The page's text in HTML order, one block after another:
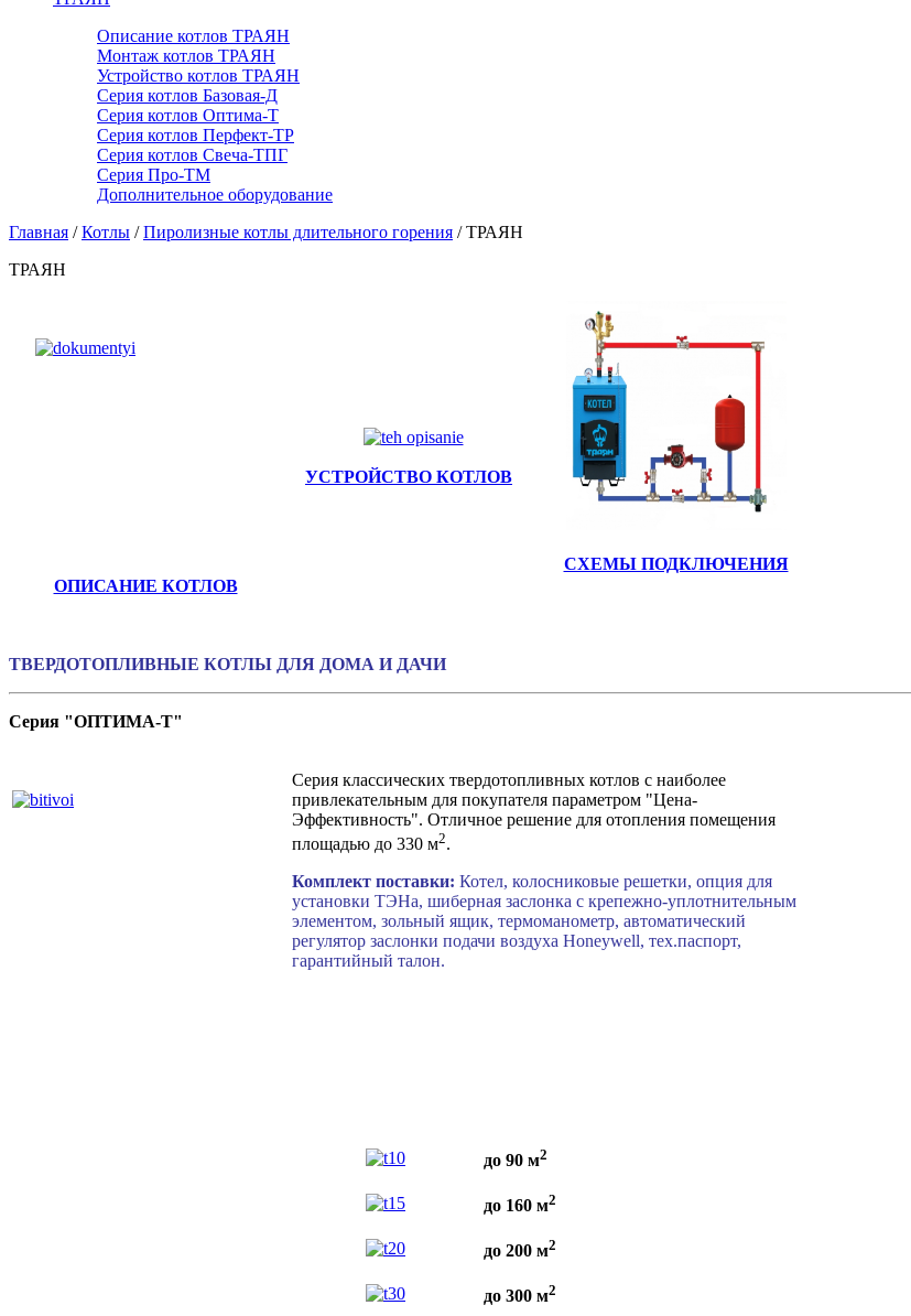
Описание котлов ТРАЯН
Монтаж котлов ТРАЯН
Устройство котлов ТРАЯН
Серия котлов Базовая-Д
Серия котлов Оптима-Т
Серия котлов Перфект-ТР
Серия котлов Свеча-ТПГ
Серия Про-ТМ
Дополнительное оборудование
Главная /Котлы /Пиролизные котлы длительного горения /ТРАЯН
ТРАЯН
ОПИСАНИЕ КОТЛОВ
УСТРОЙСТВО КОТЛОВ
СХЕМЫ ПОДКЛЮЧЕНИЯ
ТВЕРДОТОПЛИВНЫЕ КОТЛЫ ДЛЯ ДОМА И ДАЧИ
Серия "ОПТИМА-Т"
Серия классических твердотопливных котлов с наиболее
привлекательным для покупателя параметром "Цена-
Эффективность". Отличное решение для отопления помещения
площадью до 330 м2.
Комплект поставки: Котел, колосниковые решетки, опция для
установки ТЭНа, шиберная заслонка с крепежно-уплотнительным
элементом, зольный ящик, термоманометр, автоматический
регулятор заслонки подачи воздуха Honeywell, тех.паспорт,
гарантийный талон.
до 90 м2
до 160 м2
до 200 м2
до 300 м2